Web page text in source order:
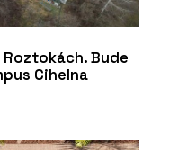
Bude
Cihelna